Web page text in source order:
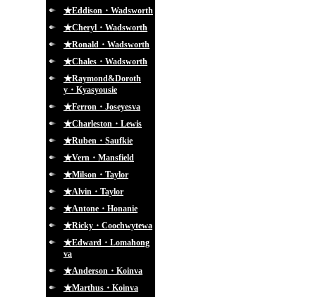
★Eddison・Wadsworth
★Cheryl・Wadsworth
★Ronald・Wadsworth
★Chales・Wadsworth
★Raymond&Doroth
y・Kyasyousie
★Ferron・Joseyesva
★Charleston・Lewis
★Ruben・Saufkie
★Vern・Mansfield
★Milson・Taylor
★Alvin・Taylor
★Antone・Honanie
★Ricky・Coochwytewa
★Edward・Lomahong
va
★Anderson・Koinva
★Marthus・Koinva